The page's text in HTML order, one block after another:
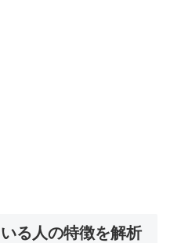
る人の特徴を解析